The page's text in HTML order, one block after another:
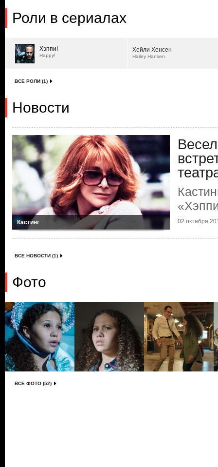
Роли в сериалах
Хэппи!
Happy!
Хейли Хенсен
Hailey Hansen
ВСЕ РОЛИ (1)
Новости
Кастинг 02 октября
ВСЕ НОВОСТИ (1)
Фото
ВСЕ ФОТО (52)